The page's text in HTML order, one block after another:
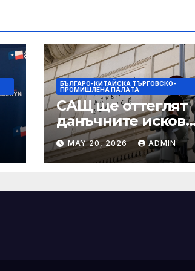
БЪЛГАРО-КИТАЙСКА ТЪРГОВСКО-
ПРОМИШЛЕНА ПАЛAТА
САЩ ще оттеглят
данъчните искове
срещу Тръмп
„завинаги“ в
сделката за
MAY 20, 2026 ADMIN